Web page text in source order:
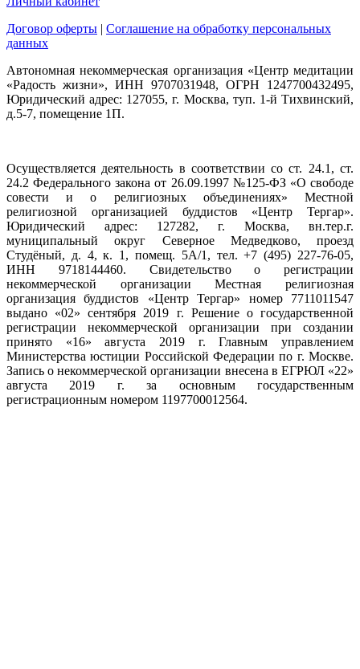
Договор оферты | Соглашение на обработку персональных
данных
Автономная некоммерческая организация «Центр медитации
«Радость жизни», ИНН 9707031948, ОГРН 1247700432495,
Юридический адрес: 127055, г. Москва, туп. 1-й Тихвинский,
д.5-7, помещение 1П.
Осуществляется деятельность в соответствии со ст. 24.1, ст.
24.2 Федерального закона от 26.09.1997 №125-ФЗ «О свободе
совести и о религиозных объединениях» Местной
религиозной организацией буддистов «Центр Тергар».
Юридический адрес: 127282, г. Москва, вн.тер.г.
муниципальный округ Северное Медведково, проезд
Студёный, д. 4, к. 1, помещ. 5А/1, тел. +7 (495) 227-76-05,
ИНН 9718144460. Свидетельство о регистрации
некоммерческой организации Местная религиозная
организация буддистов «Центр Тергар» номер 7711011547
выдано «02» сентября 2019 г. Решение о государственной
регистрации некоммерческой организации при создании
принято «16» августа 2019 г. Главным управлением
Министерства юстиции Российской Федерации по г. Москве.
Запись о некоммерческой организации внесена в ЕГРЮЛ «22»
августа 2019 г. за основным государственным
регистрационным номером 1197700012564.